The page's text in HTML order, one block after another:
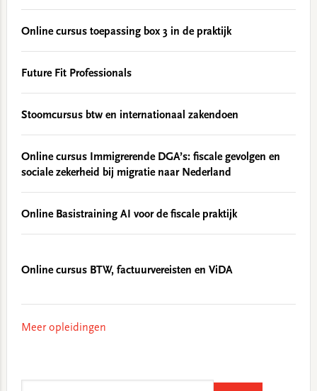
Online cursus toepassing box 3 in de praktijk
Future Fit Professionals
Stoomcursus btw en internationaal zakendoen
Online cursus Immigrerende DGA’s: fiscale gevolgen en
sociale zekerheid bij migratie naar Nederland
Online Basistraining AI voor de fiscale praktijk
Online cursus BTW, factuurvereisten en ViDA
Meer opleidingen